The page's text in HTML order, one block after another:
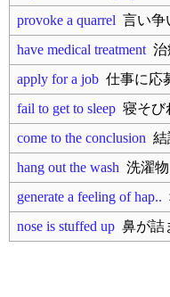
provoke a quarrel 言い争
have medical treatment 治
apply for a job 仕事に応
fail to get to sleep 寝そび
come to the conclusion 結
hang out the wash 洗濯
generate a feeling of hap..
nose is stuffed up 鼻が詰